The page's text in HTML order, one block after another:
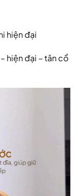
hiện đại
hiện đại – tân cổ